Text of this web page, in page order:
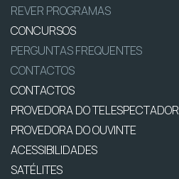
REVER PROGRAMAS
CONCURSOS
PERGUNTAS FREQUENTES
CONTACTOS
CONTACTOS
PROVEDORA DO TELESPECTADOR
PROVEDORA DO OUVINTE
ACESSIBILIDADES
SATÉLITES